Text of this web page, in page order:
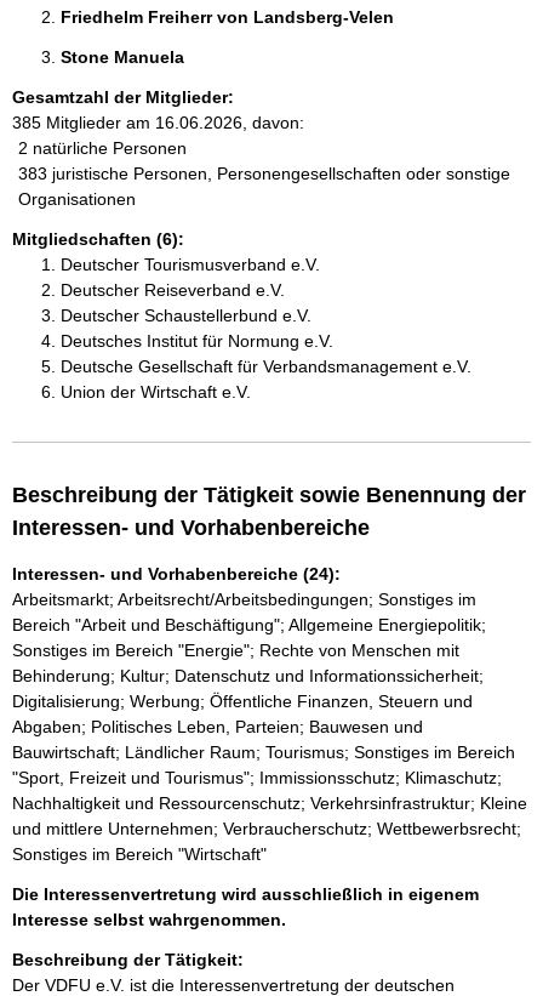
Friedhelm Freiherr von Landsberg-Velen
Stone Manuela
Gesamtzahl der Mitglieder:
385 Mitglieder am 16.06.2026, davon:
2 natürliche Personen
383 juristische Personen, Personengesellschaften oder sonstige
Organisationen
Mitgliedschaften (6):
Deutscher Tourismusverband e.V.
Deutscher Reiseverband e.V.
Deutscher Schaustellerbund e.V.
Deutsches Institut für Normung e.V.
Deutsche Gesellschaft für Verbandsmanagement e.V.
Union der Wirtschaft e.V.
Beschreibung der Tätigkeit sowie Benennung der
Interessen- und Vorhabenbereiche
Interessen- und Vorhabenbereiche (24):
Arbeitsmarkt; Arbeitsrecht/Arbeitsbedingungen; Sonstiges im
Bereich "Arbeit und Beschäftigung"; Allgemeine Energiepolitik;
Sonstiges im Bereich "Energie"; Rechte von Menschen mit
Behinderung; Kultur; Datenschutz und Informationssicherheit;
Digitalisierung; Werbung; Öffentliche Finanzen, Steuern und
Abgaben; Politisches Leben, Parteien; Bauwesen und
Bauwirtschaft; Ländlicher Raum; Tourismus; Sonstiges im Bereich
"Sport, Freizeit und Tourismus"; Immissionsschutz; Klimaschutz;
Nachhaltigkeit und Ressourcenschutz; Verkehrsinfrastruktur; Kleine
und mittlere Unternehmen; Verbraucherschutz; Wettbewerbsrecht;
Sonstiges im Bereich "Wirtschaft"
Die Interessenvertretung wird ausschließlich in eigenem
Interesse selbst wahrgenommen.
Beschreibung der Tätigkeit:
Der VDFU e.V. ist die Interessenvertretung der deutschen